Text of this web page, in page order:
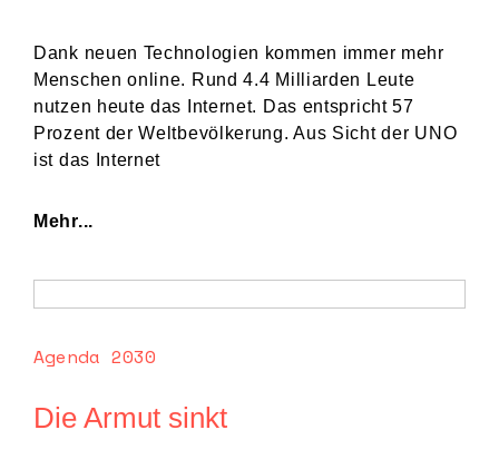
Dank neuen Technologien kommen immer mehr
Menschen online. Rund 4.4 Milliarden Leute
nutzen heute das Internet. Das entspricht 57
Prozent der Weltbevölkerung. Aus Sicht der UNO
ist das Internet
Mehr...
Agenda 2030
Die Armut sinkt